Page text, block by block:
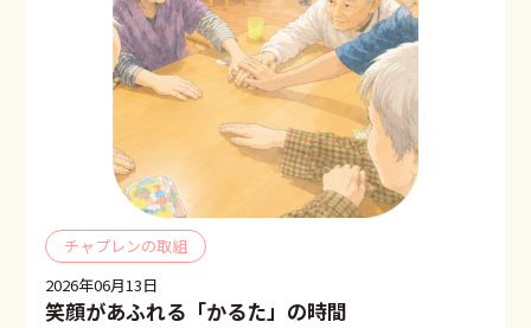
チャプレンの取組
2026年06月13日
笑顔があふれる「かるた」の時間